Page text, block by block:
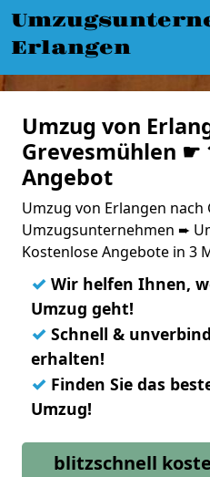
Erlangen
Umzug von
Grevesmühlen ☛
Angebot
Umzug von Erlangen nach
Umzugsunternehmen ➨
Kostenlose Angebote in 3
✓ Wir helfen Ihnen,
Umzug geht!
✓ Schnell &
erhalten!
✓ Finden Sie das
Umzug!
blitzschnell